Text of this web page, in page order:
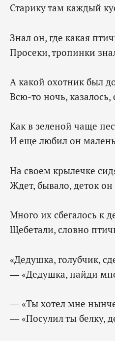
Старику там каждый
Знал он, где какая
Просеки, тропинки
А какой охотник был
Всю-то ночь, казалось,
Как в зеленой чаще
И еще любил он
На своем крылечке
Ждет, бывало, деток он
Много их сбегалось к
Щебетали, словно
«Дедушка, голубчик,
— «Дедушка, найди
— «Ты хотел мне нынче
— «Посулил ты белку,